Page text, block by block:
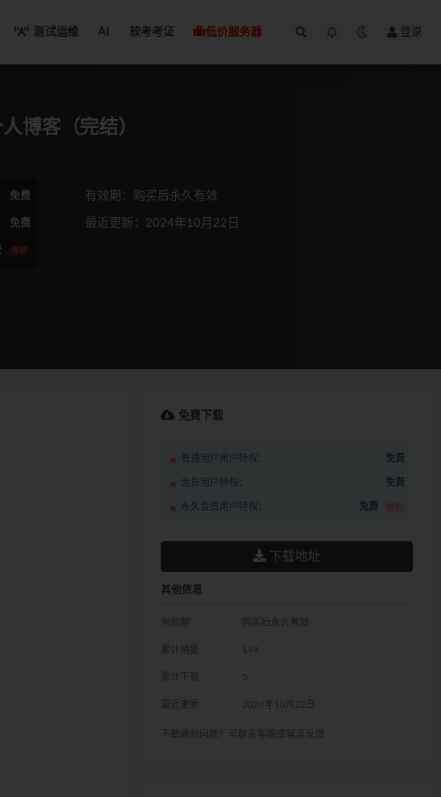
测试运维 AI 软考考证 低价服务器 登录
博客（完结）
免费
免费
推荐
有效期：购买后永久有效
最近更新：2024年10月22日
免费下载
普通用户用户特权： 免费
会员用户特权： 免费
永久会员用户特权： 免费 推荐
下载地址
其他信息
有效期 购买后永久有效
累计销量 149
累计下载 5
最近更新 2024年10月22日
下载遇到问题？可联系客服或留言反馈